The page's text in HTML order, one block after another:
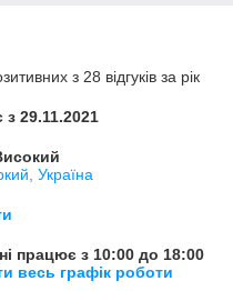
з 28 відгуків за рік
29.11.2021
Україна
працює з 10:00 до 18:00
весь графік роботи